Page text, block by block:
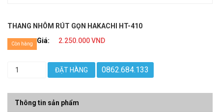
THANG NHÔM RÚT GỌN HAKACHI HT-410
Giá:
2.250.000 VND
Còn hàng
ĐẶT HÀNG 0862.684.133
Thông tin sản phẩm